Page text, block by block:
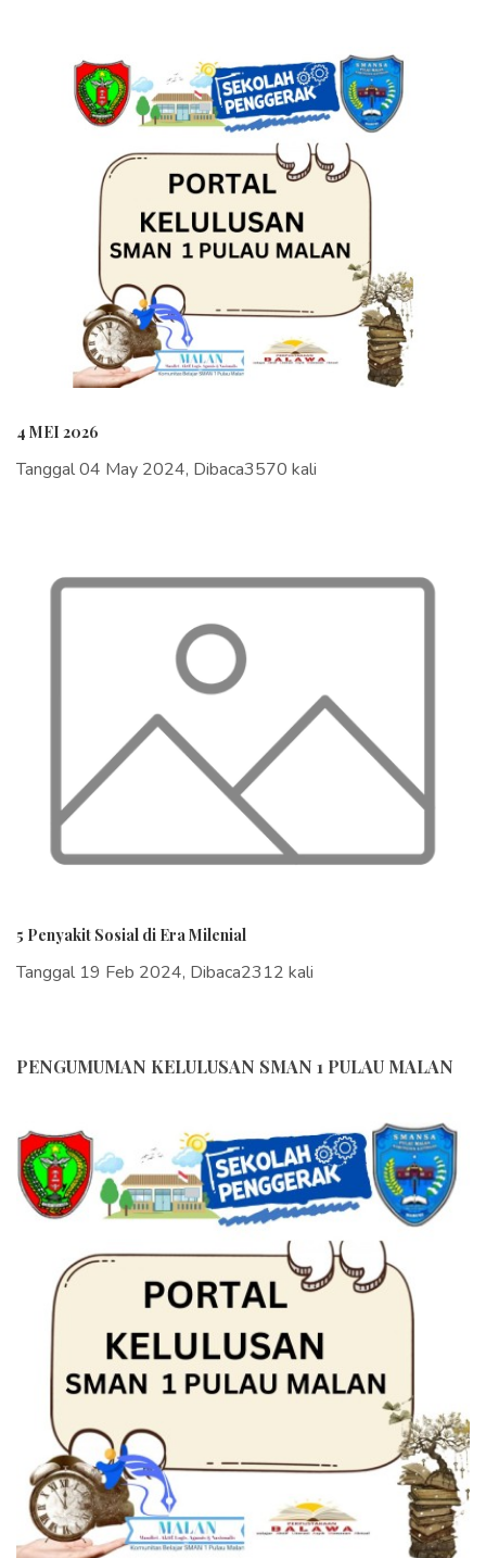
PENGUMUMAN KELULUSAN SMAN 1 PULAU MALAN
4 MEI 2026
Tanggal 04 May 2024, Dibaca3570 kali
5 Penyakit Sosial di Era Milenial
Tanggal 19 Feb 2024, Dibaca2312 kali